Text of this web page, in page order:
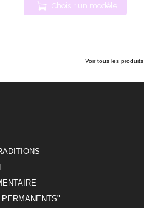
Choisir un modèle
Voir tous les produits